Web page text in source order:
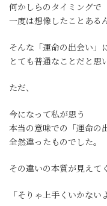
何かしらのタイミングで
一度は想像したことある
そんな「運命の出会い」
とても普通なことだと思
ただ、
今になって私が思う
本当の意味での「運命の
全然違ったものでした。
その違いの本質が見えて
「そりゃ上手くいかない